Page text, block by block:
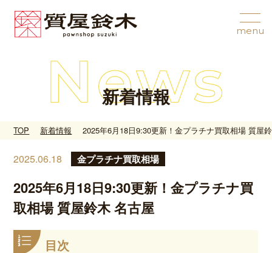
新着情報
TOP 新着情報 2025年6月18日9:30更新！金プラチナ買取相場 質屋
2025.06.18 金プラチナ買取相場
2025年6月18日9:30更新！金プラチナ買
取相場 質屋鈴木 名古屋
目次